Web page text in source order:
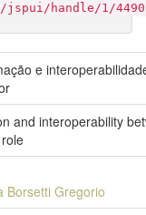
handle/1/4490
e
and interoperability
Borsetti Gregorio